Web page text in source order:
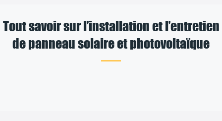
Tout savoir sur l’installation et l’entretien
de panneau solaire et photovoltaïque